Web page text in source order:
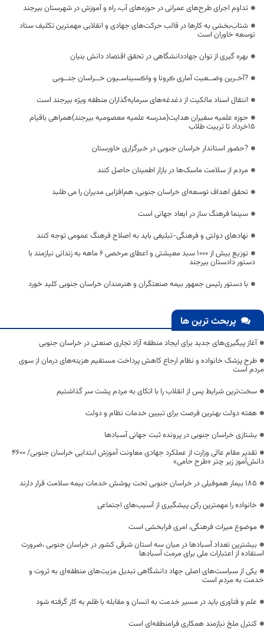
تداوم اجرای طرح‌های عمرانی در حوزه‌های آب، راه و آموزش در شهرستان بیرجند
شتاب‌بخشی به کارها در قالب حرکت‌های جهادی و انقلابی مهمترین تکلیف ستاد
توسعه خاوران است
بهره گیری از توان جهاددانشگاهی در تحقق اقتصاد دانش بنیان
?آخـرین وضــعیت آماری ڪرونا و واڪسیناسـیون خــراسان جنــوبی
انتقال اسناد مالکیت از دغدغه‌های سرمایه‌گذاران منطقه ویژه بیرجند است
حوزه علمیه سفیران هدایت(مدرسه علمیه معصومیه بیرجند)همراهی باقیام
۱۵خرداد تا تربیت طلاب
?حضور استاندار خراسان جنوبی در خبرگزاری خاورستان
مردم از سلامت ماسک‌ها در بازار اطمینان حاصل کنند
تحقق اهداف توسعه‌ای خراسان جنوبی، هم‌افزایی مدیران را می طلبد
سینما فرهنگ ساز در ابعاد جهانی است
نهادهای دولتی و فرهنگی-تبلیغی باید به اصلاح فرهنگ عمومی توجه کنند
توزیع بیش از ۱۰۰۰ سبد معیشتی و اعطای مرخصی ۶ ماهه به زندانی نیازمند با
دستور دادستان بیرجند
با دستور رئیس جمهور بیمه صنعتگران و هنرمندان خراسان جنوبی کلید خورد
پربحث ترین ها
آغاز پیگیری‌های جدید برای ایجاد منطقه آزاد تجاری صنعتی در خراسان جنوبی
طرح پزشک خانواده و نظام ارجاع کاهش پرداخت مستقیم هزینه‌های درمان از سوی
مردم است
سخت‌ترین شرایط پس از انقلاب را با اتکای به مردم پشت سر گذاشتیم
هفته دولت بهترین فرصت برای تبیین خدمات نظام و دولت
یشتازی خراسان جنوبی در پرونده ثبت جهانی آسبادها
تقدیر مقام عالی وزارت از عملکرد جهادی معاونت آموزش ابتدایی خراسان جنوبی/ ۴۶۰۰
دانش‌آموز زیر چتر «طرح حامی»
۱۸۵ بیمار هموفیلی در خراسان جنوبی تحت پوشش خدمات بیمه سلامت قرار دارند
خانواده را مهمترین رکن پیشگیری از آسیب‌های اجتماعی
موضوع میراث فرهنگی، امری فرابخشی است
بیشترین تعداد آسبادها در میان سه استان شرقی کشور در خراسان جنوبی ،ضرورت
استفاده از اعتبارات ملی برای مرمت آسبادها
یکی از سیاست‌های اصلی جهاد دانشگاهی تبدیل مزیت‌های منطقه‌ای به ثروت و
خدمت به مردم است
علم و فناوری باید در مسیر خدمت به انسان و مقابله با ظلم به کار گرفته شود
کنترل ملخ نیازمند همکاری فرامنطقه‌ای است